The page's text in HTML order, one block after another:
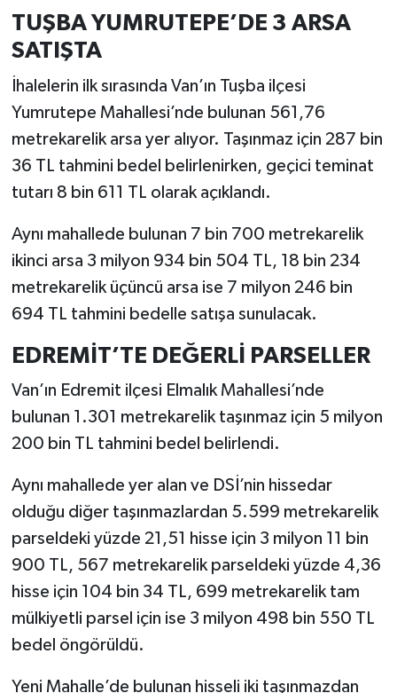
TUŞBA YUMRUTEPE’DE 3 ARSA
SATIŞTA
İhalelerin ilk sırasında Van’ın Tuşba ilçesi
Yumrutepe Mahallesi’nde bulunan 561,76
metrekarelik arsa yer alıyor. Taşınmaz için 287 bin
36 TL tahmini bedel belirlenirken, geçici teminat
tutarı 8 bin 611 TL olarak açıklandı.
Aynı mahallede bulunan 7 bin 700 metrekarelik
ikinci arsa 3 milyon 934 bin 504 TL, 18 bin 234
metrekarelik üçüncü arsa ise 7 milyon 246 bin
694 TL tahmini bedelle satışa sunulacak.
EDREMİT’TE DEĞERLİ PARSELLER
Van’ın Edremit ilçesi Elmalık Mahallesi’nde
bulunan 1.301 metrekarelik taşınmaz için 5 milyon
200 bin TL tahmini bedel belirlendi.
Aynı mahallede yer alan ve DSİ’nin hissedar
olduğu diğer taşınmazlardan 5.599 metrekarelik
parseldeki yüzde 21,51 hisse için 3 milyon 11 bin
900 TL, 567 metrekarelik parseldeki yüzde 4,36
hisse için 104 bin 34 TL, 699 metrekarelik tam
mülkiyetli parsel için ise 3 milyon 498 bin 550 TL
bedel öngörüldü.
Yeni Mahalle’de bulunan hisseli iki taşınmazdan